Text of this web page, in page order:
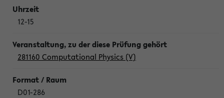
12-15
281160 Computational Physics (V)
D01-286